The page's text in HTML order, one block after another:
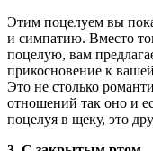
Этим поцелуем вы
и симпатию. Вместо
поцелую, вам
прикосновение к
Это не столько
отношений так оно и
поцелуя в щеку, это